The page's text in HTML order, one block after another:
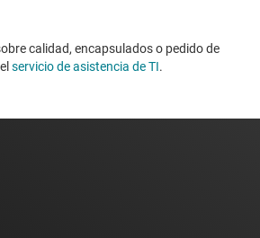
calidad, encapsulados o pedido de
servicio de asistencia de TI. ​​​​​​​​​​​​​​